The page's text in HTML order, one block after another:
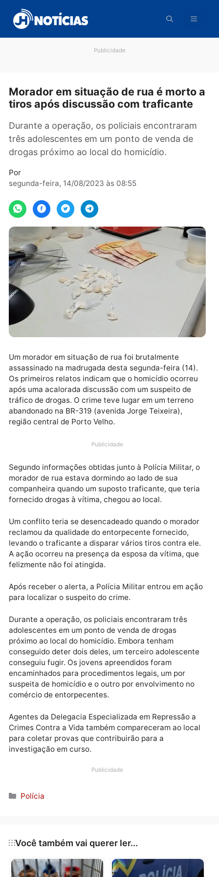
para
conteúdo
Morador em situação de rua é
Durante a operação, os policiais encontraram
três adolescentes em um ponto de venda de
drogas próximo ao local do homicídio.
Por
segunda-feira, 14/08/2023 às 08:55
Um morador em situação de rua foi brutalmente
assassinado na madrugada desta segunda-feira
Os primeiros relatos indicam que o homicídio
tráfico de drogas. O crime teve lugar em um terreno
região central de Porto Velho.
Publicidade
Segundo informações obtidas junto à Polícia Militar,
morador de rua estava dormindo ao lado de sua
companheira quando um suposto traficante, que
fornecido drogas à vítima, chegou ao local.
reclamou da qualidade do entorpecente fornecido,
levando o traficante a disparar vários tiros contra
A ação ocorreu na presença da esposa da vítima,
felizmente não foi atingida.
Após receber o alerta, a Polícia Militar entrou em
para localizar o suspeito do crime.
Durante a operação, os policiais encontraram três
adolescentes em um ponto de venda de drogas
próximo ao local do homicídio. Embora tenham
conseguido deter dois deles, um terceiro
conseguiu fugir. Os jovens apreendidos foram
encaminhados para procedimentos legais, um por
comércio de entorpecentes.
Agentes da Delegacia Especializada em Repressão a